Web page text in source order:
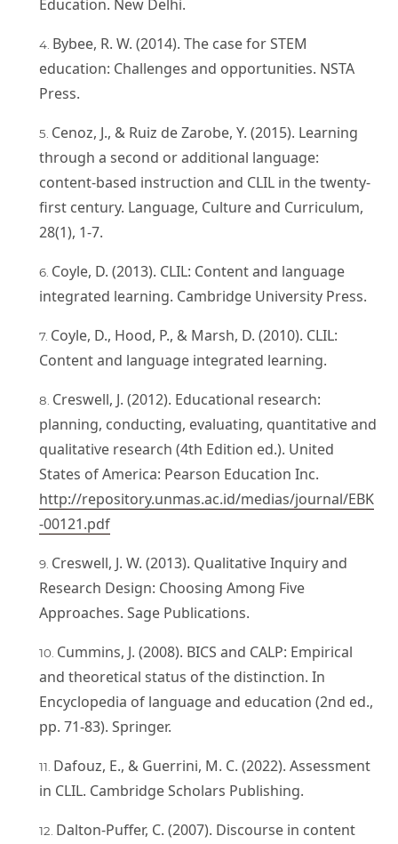
Education. New Delhi.
Bybee, R. W. (2014). The case for STEM
education: Challenges and opportunities. NSTA
Press.
Cenoz, J., & Ruiz de Zarobe, Y. (2015). Learning
through a second or additional language:
content-based instruction and CLIL in the twenty-
first century. Language, Culture and Curriculum,
28(1), 1-7.
Coyle, D. (2013). CLIL: Content and language
integrated learning. Cambridge University Press.
Coyle, D., Hood, P., & Marsh, D. (2010). CLIL:
Content and language integrated learning.
Creswell, J. (2012). Educational research:
planning, conducting, evaluating, quantitative and
qualitative research (4th Edition ed.). United
States of America: Pearson Education Inc.
http://repository.unmas.ac.id/medias/journal/EBK
-00121.pdf
Creswell, J. W. (2013). Qualitative Inquiry and
Research Design: Choosing Among Five
Approaches. Sage Publications.
Cummins, J. (2008). BICS and CALP: Empirical
and theoretical status of the distinction. In
Encyclopedia of language and education (2nd ed.,
pp. 71-83). Springer.
Dafouz, E., & Guerrini, M. C. (2022). Assessment
in CLIL. Cambridge Scholars Publishing.
Dalton-Puffer, C. (2007). Discourse in content